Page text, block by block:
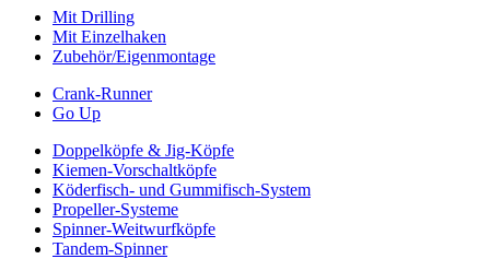
Mit Drilling
Mit Einzelhaken
Zubehör/Eigenmontage
Crank-Runner
Go Up
Doppelköpfe & Jig-Köpfe
Kiemen-Vorschaltköpfe
Köderfisch- und Gummifisch-System
Propeller-Systeme
Spinner-Weitwurfköpfe
Tandem-Spinner